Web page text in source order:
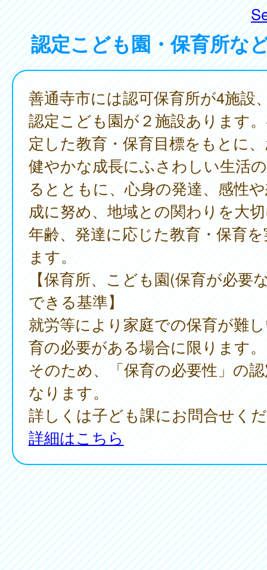
認定こども園・保育所な
善通寺市には認可保育所が4施設
認定こども園が２施設あります
定した教育・保育目標をもとに
健やかな成長にふさわしい生活
るとともに、心身の発達、感性
成に努め、地域との関わりを大
年齢、発達に応じた教育・保育
ます。
【保育所、こども園(保育が必要
できる基準】
就労等により家庭での保育が難
育の必要がある場合に限ります。
そのため、「保育の必要性」の
なります。
詳しくは子ども課にお問合せく
詳細はこちら